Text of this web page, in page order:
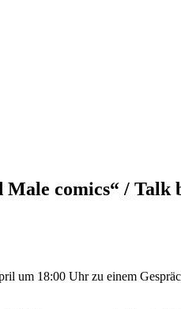
comics“ /
um 18:00 Uhr zu einem